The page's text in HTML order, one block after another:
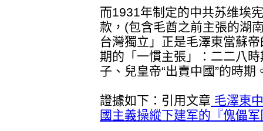
而1931年制定的中共苏维埃
款，(包含毛酋之前主張的湖
台灣獨立」正是毛澤東當蘇
期的「一慣主張」：二二八
子、兒皇帝“出賣中國”的時期
證據如下：引用文章 毛澤東
國主義操縱下建军的『傀儡